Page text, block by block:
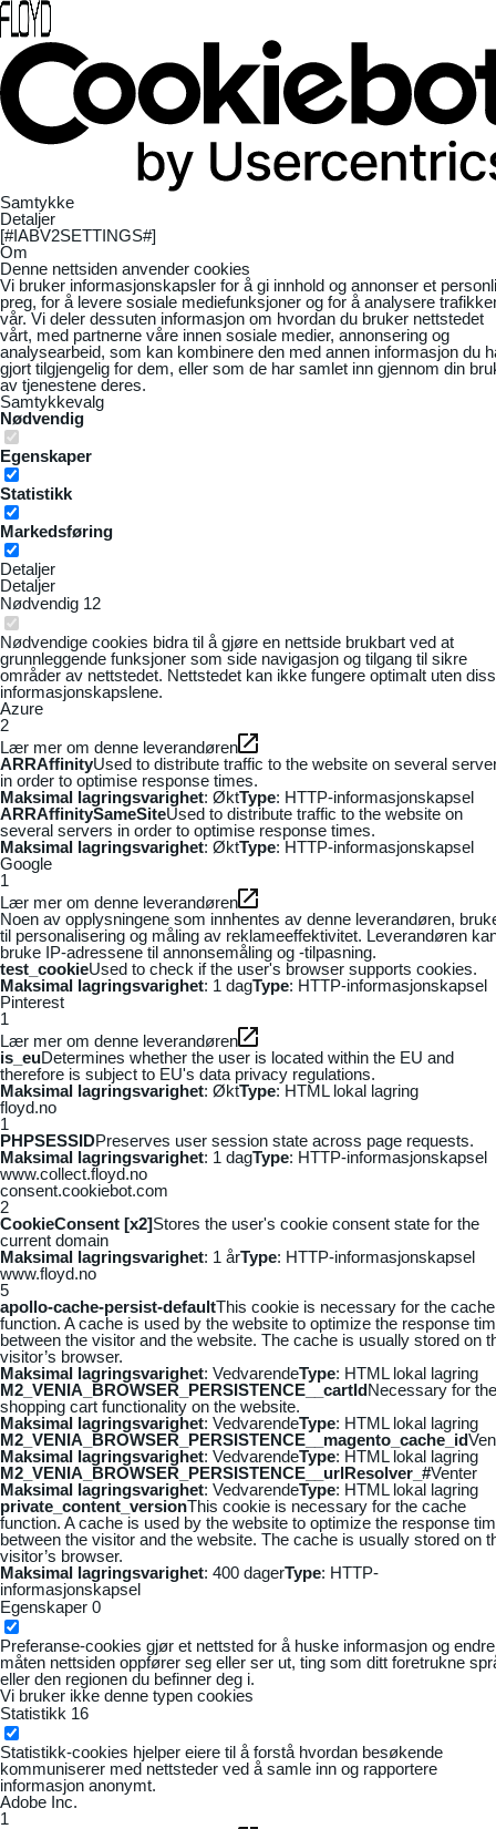
Samtykke
Detaljer
[#IABV2SETTINGS#]
Om
Denne nettsiden anvender cookies
Vi bruker informasjonskapsler for å gi innhold og annonser et
preg, for å levere sosiale mediefunksjoner og for å analysere
vår. Vi deler dessuten informasjon om hvordan du bruker nettstedet
vårt, med partnerne våre innen sosiale medier, annonsering og
analysearbeid, som kan kombinere den med annen informasjon du
gjort tilgjengelig for dem, eller som de har samlet inn gjennom din
av tjenestene deres.
Samtykkevalg
Nødvendig
Egenskaper
Statistikk
Markedsføring
Detaljer
Detaljer
Nødvendig 12
Nødvendige cookies bidra til å gjøre en nettside brukbart ved at
grunnleggende funksjoner som side navigasjon og tilgang til sikre
områder av nettstedet. Nettstedet kan ikke fungere optimalt uten
informasjonskapslene.
Azure
2
Lær mer om denne leverandøren
ARRAffinityUsed to distribute traffic to the website on several
in order to optimise response times.
Maksimal lagringsvarighet: ØktType: HTTP-informasjonskapsel
ARRAffinitySameSiteUsed to distribute traffic to the website on
several servers in order to optimise response times.
Maksimal lagringsvarighet: ØktType: HTTP-informasjonskapsel
Google
1
Lær mer om denne leverandøren
Noen av opplysningene som innhentes av denne leverandøren,
til personalisering og måling av reklameeffektivitet. Leverandøren
bruke IP-adressene til annonsemåling og -tilpasning.
test_cookieUsed to check if the user's browser supports cookies.
Maksimal lagringsvarighet: 1 dagType: HTTP-informasjonskapsel
Pinterest
1
Lær mer om denne leverandøren
is_euDetermines whether the user is located within the EU and
therefore is subject to EU's data privacy regulations.
Maksimal lagringsvarighet: ØktType: HTML lokal lagring
floyd.no
1
PHPSESSIDPreserves user session state across page requests.
Maksimal lagringsvarighet: 1 dagType: HTTP-informasjonskapsel
www.collect.floyd.no
consent.cookiebot.com
2
CookieConsent [x2]Stores the user's cookie consent state for the
current domain
Maksimal lagringsvarighet: 1 årType: HTTP-informasjonskapsel
www.floyd.no
5
apollo-cache-persist-defaultThis cookie is necessary for the cache
function. A cache is used by the website to optimize the response
between the visitor and the website. The cache is usually stored on
visitor’s browser.
Maksimal lagringsvarighet: VedvarendeType: HTML lokal lagring
M2_VENIA_BROWSER_PERSISTENCE__cartIdNecessary for the
shopping cart functionality on the website.
Maksimal lagringsvarighet: VedvarendeType: HTML lokal lagring
M2_VENIA_BROWSER_PERSISTENCE__magento_cache_id
Maksimal lagringsvarighet: VedvarendeType: HTML lokal lagring
M2_VENIA_BROWSER_PERSISTENCE__urlResolver_#Venter
Maksimal lagringsvarighet: VedvarendeType: HTML lokal lagring
private_content_versionThis cookie is necessary for the cache
function. A cache is used by the website to optimize the response
between the visitor and the website. The cache is usually stored on
visitor’s browser.
Maksimal lagringsvarighet: 400 dagerType: HTTP-
informasjonskapsel
Egenskaper 0
Preferanse-cookies gjør et nettsted for å huske informasjon og
måten nettsiden oppfører seg eller ser ut, ting som ditt foretrukne
eller den regionen du befinner deg i.
Vi bruker ikke denne typen cookies
Statistikk 16
Statistikk-cookies hjelper eiere til å forstå hvordan besøkende
kommuniserer med nettsteder ved å samle inn og rapportere
informasjon anonymt.
Adobe Inc.
1